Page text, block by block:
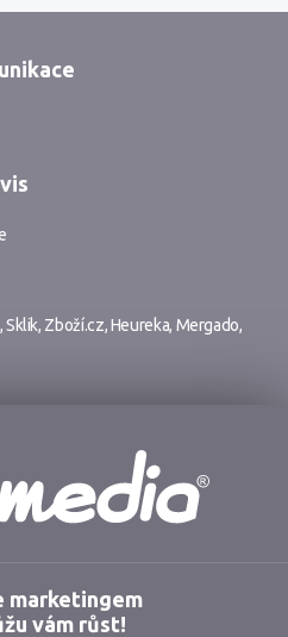
,Sklik, Zboží.cz,Heureka, Mergado,
marketingem
vám růst!